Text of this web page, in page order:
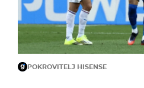
POKROVITELJ HISENSE